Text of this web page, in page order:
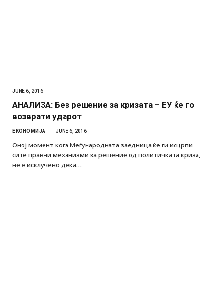
JUNE 6, 2016
АНАЛИЗА: Без решение за кризата – ЕУ ќе го
возврати ударот
ЕКОНОМИЈА JUNE 6, 2016
Оној момент кога Меѓународната заедница ќе ги исцрпи
сите правни механизми за решение од политичката криза,
не е исклучено дека…